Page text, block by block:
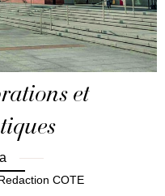
et
COTE